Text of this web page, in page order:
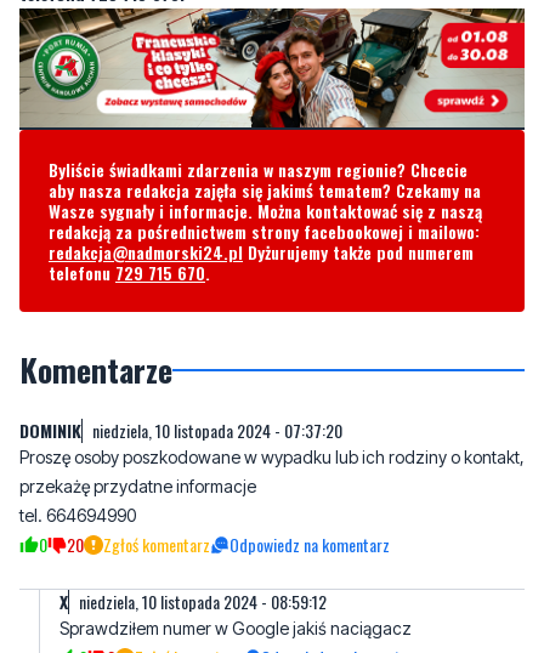
Byliście świadkami zdarzenia w naszym regionie? Chcecie
aby nasza redakcja zajęła się jakimś tematem? Czekamy na
Wasze sygnały i informacje. Można kontaktować się z naszą
redakcją za pośrednictwem strony facebookowej i mailowo:
redakcja@nadmorski24.pl Dyżurujemy także pod numerem
telefonu 729 715 670.
Komentarze
DOMINIK niedziela, 10 listopada 2024 - 07:37:20
Proszę osoby poszkodowane w wypadku lub ich rodziny o kontakt,
przekażę przydatne informacje
tel. 664694990
0 20 Zgłoś komentarz Odpowiedz na komentarz
X niedziela, 10 listopada 2024 - 08:59:12
Sprawdziłem numer w Google jakiś naciągacz